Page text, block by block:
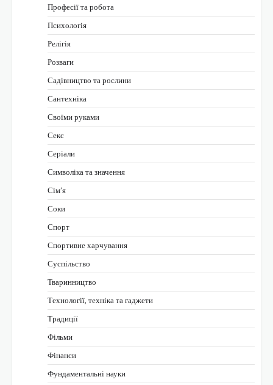
Професії та робота
Психологія
Релігія
Розваги
Садівництво та рослини
Сантехніка
Своїми руками
Секс
Серіали
Символіка та значення
Сім’я
Соки
Спорт
Спортивне харчування
Суспільство
Тваринництво
Технології, техніка та гаджети
Традиції
Фільми
Фінанси
Фундаментальні науки